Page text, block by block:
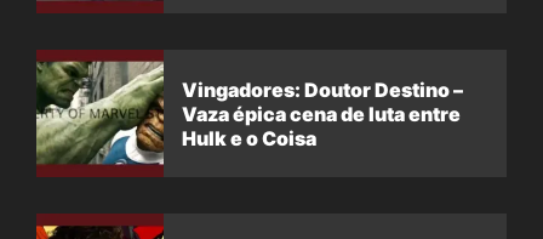
Vingadores: Doutor Destino –
Vaza épica cena de luta entre
Hulk e o Coisa